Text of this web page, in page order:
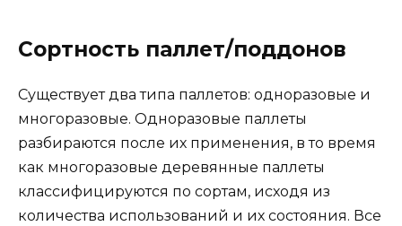
Сортность паллет/поддонов
Существует два типа паллетов: одноразовые и
многоразовые. Одноразовые паллеты
разбираются после их применения, в то время
как многоразовые деревянные паллеты
классифицируются по сортам, исходя из
количества использований и их состояния. Все